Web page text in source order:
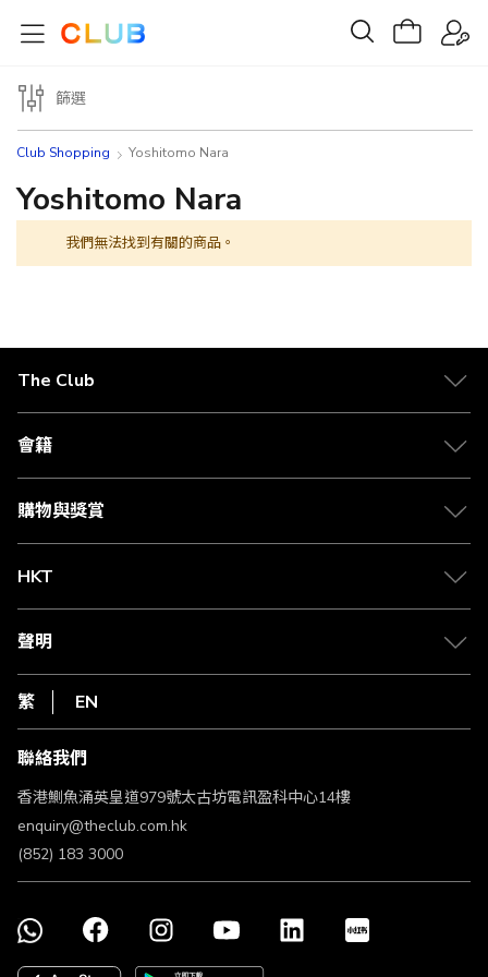
Club Shopping Yoshitomo Nara
Yoshitomo Nara
我們無法找到有關的商品。
篩選
The Club
關於 The Club
合作夥伴
媒體中心
會籍
會籍及專屬禮遇
賺取積分
購物與獎賞
物流與配送
Club Shopping 商品領取站
常見問題
HKT
csl.
1010
HKT
聲明
私隱聲明
使用條款
條款及細則
不歧視及不騷擾聲明
認可牌照及通告
繁 EN
聯絡我們
香港鰂魚涌英皇道979號太古坊電訊盈科中心14樓
enquiry@theclub.com.hk
(852) 183 3000